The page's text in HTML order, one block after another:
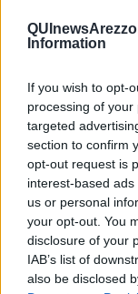
Information
If you wish to opt-
processing of
targeted
section to confirm
opt-out request is
interest-based
us or personal
your opt-out. You
disclosure of your
IAB’s list of
also be disclosed
AREZZO —Da
divieto di transito
tratto che va dal
metri, dalle 9 alle 18.
forzata di tutti i
della carreggiata
Sempre da lunedì 24
sosta con rimozione
Garibaldi,nel tratto
complessiva di 20
restringimento